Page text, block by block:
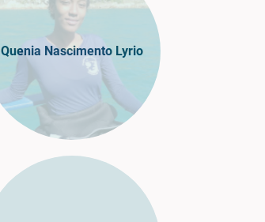
Quenia Nascimento Lyrio